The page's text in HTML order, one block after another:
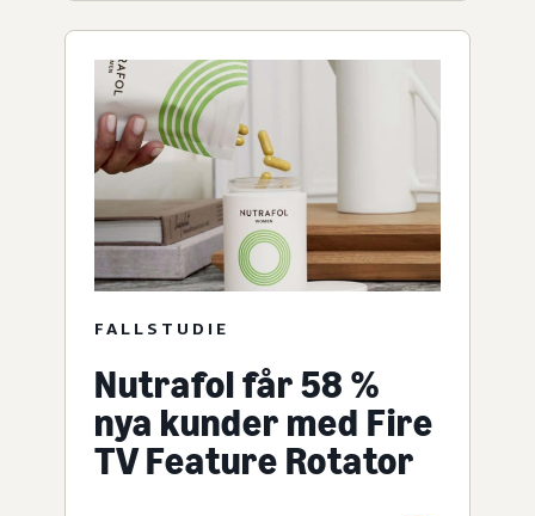
FALLSTUDIE
Nutrafol får 58 %
nya kunder med Fire
TV Feature Rotator